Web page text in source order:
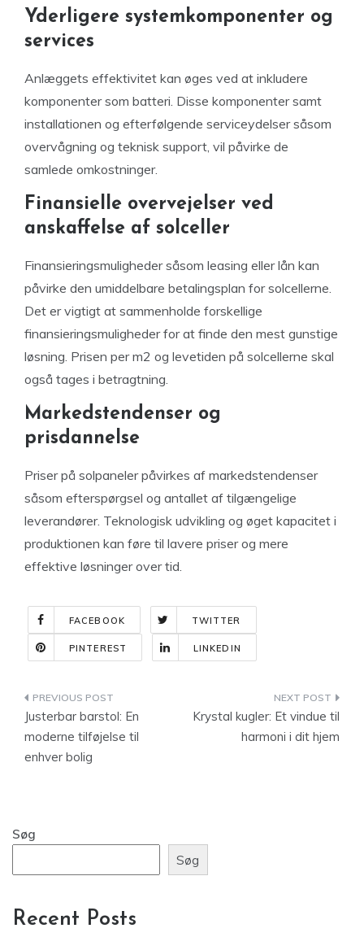
Yderligere systemkomponenter og
services
Anlæggets effektivitet kan øges ved at inkludere
komponenter som batteri. Disse komponenter samt
installationen og efterfølgende serviceydelser såsom
overvågning og teknisk support, vil påvirke de
samlede omkostninger.
Finansielle overvejelser ved
anskaffelse af solceller
Finansieringsmuligheder såsom leasing eller lån kan
påvirke den umiddelbare betalingsplan for solcellerne.
Det er vigtigt at sammenholde forskellige
finansieringsmuligheder for at finde den mest gunstige
løsning. Prisen per m2 og levetiden på solcellerne skal
også tages i betragtning.
Markedstendenser og
prisdannelse
Priser på solpaneler påvirkes af markedstendenser
såsom efterspørgsel og antallet af tilgængelige
leverandører. Teknologisk udvikling og øget kapacitet i
produktionen kan føre til lavere priser og mere
effektive løsninger over tid.
FACEBOOK TWITTER
PINTEREST LINKEDIN
Indlægsnavigation
Justerbar barstol: En
moderne tilføjelse til
enhver bolig
Krystal kugler: Et vindue til
harmoni i dit hjem
Søg
Søg
Recent Posts